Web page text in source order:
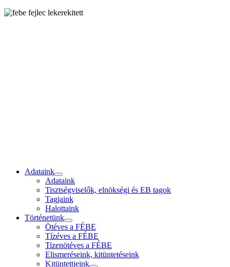
Adataink
Adataink
Tisztségviselők, elnökségi és EB tagok
Tagjaink
Halottaink
Történetünk
Ötéves a FÉBE
Tízéves a FÉBE
Tizenötéves a FÉBE
Elismeréseink, kitüntetéseink
Kitüntettjeink